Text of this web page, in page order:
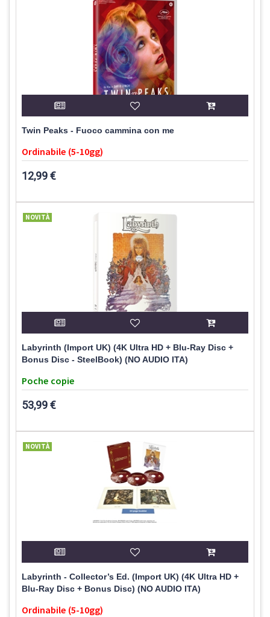
Twin Peaks - Fuoco cammina con me
Ordinabile (5-10gg)
12,99 €
NOVITÀ
Labyrinth (Import UK) (4K Ultra HD + Blu-Ray Disc +
Bonus Disc - SteelBook) (NO AUDIO ITA)
Poche copie
53,99 €
NOVITÀ
Labyrinth - Collector’s Ed. (Import UK) (4K Ultra HD +
Blu-Ray Disc + Bonus Disc) (NO AUDIO ITA)
Ordinabile (5-10gg)